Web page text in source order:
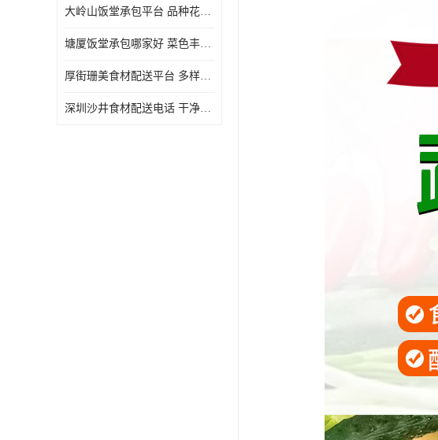
大岭山饭堂承包平台 品种花样丰富 定期推出新菜式
塘厦饭堂承包哪家好 菜色丰富 大幅度降低食材成本
厚街珊美食材配送平台 多样化选择 提高膳食质量
深圳沙井食材配送电话 干净卫生 无需亲自管理